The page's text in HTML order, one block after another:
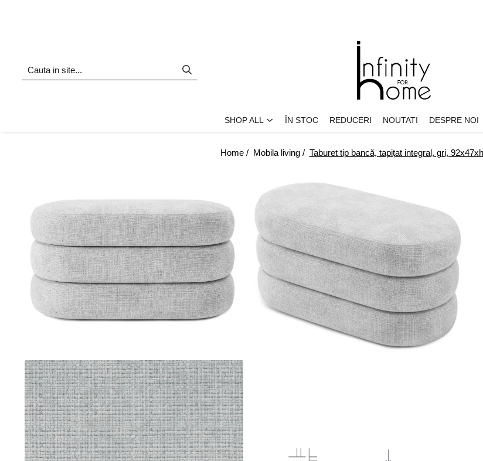
Biblioteci și rafturi
Canapele
Mobila dormitor
Comode dormitor
Covoare dormitor
Console dormitor
Fotolii dormitor
Noptiere
Mobila dining
Covoare dining
Mese
Mese HORECA
Scaune de bar / insula
Scaune exterior
Mobila hol
Comode hol
SHOP ALL ÎN STOC REDUCERI NOUTATI DESPRE NOI
Home / Mobila living / Taburet tip bancă, tapițat integral, gri,